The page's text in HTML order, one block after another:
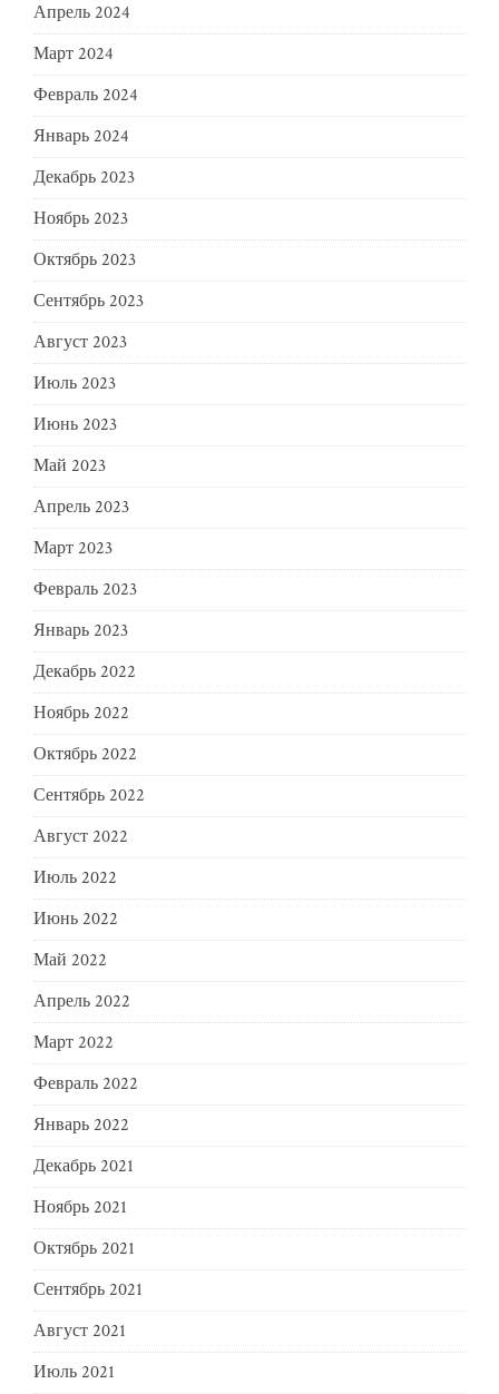
Апрель 2024
Март 2024
Февраль 2024
Январь 2024
Декабрь 2023
Ноябрь 2023
Октябрь 2023
Сентябрь 2023
Август 2023
Июль 2023
Июнь 2023
Май 2023
Апрель 2023
Март 2023
Февраль 2023
Январь 2023
Декабрь 2022
Ноябрь 2022
Октябрь 2022
Сентябрь 2022
Август 2022
Июль 2022
Июнь 2022
Май 2022
Апрель 2022
Март 2022
Февраль 2022
Январь 2022
Декабрь 2021
Ноябрь 2021
Октябрь 2021
Сентябрь 2021
Август 2021
Июль 2021